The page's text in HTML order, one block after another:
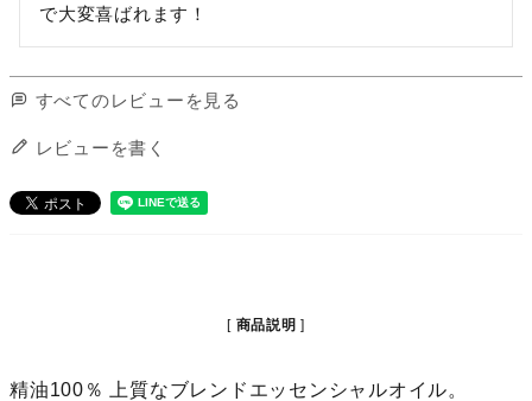
で大変喜ばれます！
すべてのレビューを見る
レビューを書く
商品説明
精油100％ 上質なブレンドエッセンシャルオイル。